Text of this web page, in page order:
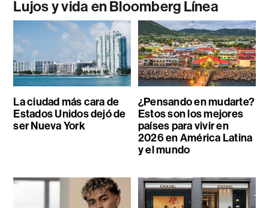
Lujos y vida en Bloomberg Línea
La ciudad más cara de
Estados Unidos dejó de
ser Nueva York
¿Pensando en mudarte?
Estos son los mejores
países para vivir en
2026 en América Latina
y el mundo